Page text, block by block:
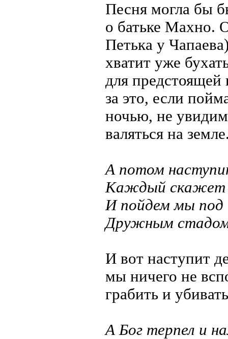
Песня могла бы
о батьке Махно.
Петька у
хватит уже
для
за это, если
ночью, не
валяться на
А потом
Каждый скажет
И пойдем мы под
Дружным
И вот наступит
мы ничего не
грабить и
А Бог терпел и